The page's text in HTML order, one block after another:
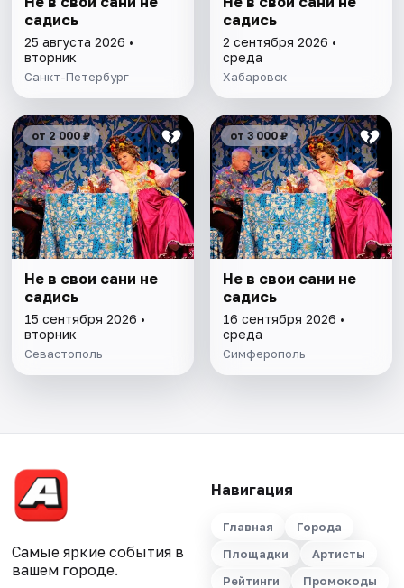
садись
25 августа 2026 •
вторник
Санкт-Петербург
садись
2 сентября 2026 •
среда
Хабаровск
от 2 000 ₽
Не в свои сани не
садись
15 сентября 2026 •
вторник
Севастополь
от 3 000 ₽
Не в свои сани не
садись
16 сентября 2026 •
среда
Симферополь
Самые яркие события в
вашем городе.
Навигация
Главная
Города
Площадки
Артисты
Рейтинги
Промокоды